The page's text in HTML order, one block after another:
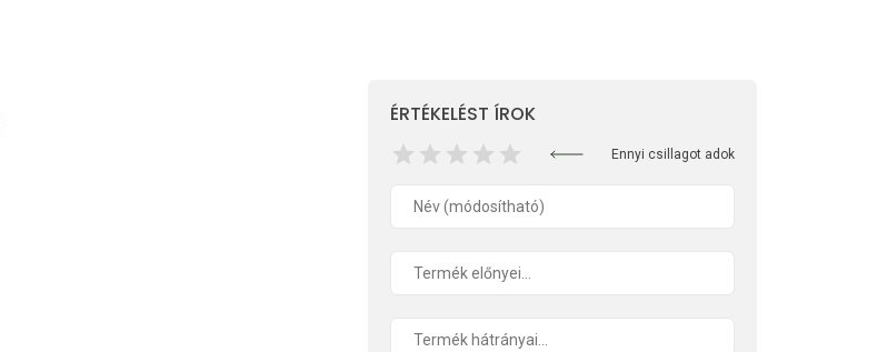
ÉRTÉKELÉST ÍROK
Ennyi csillagot adok